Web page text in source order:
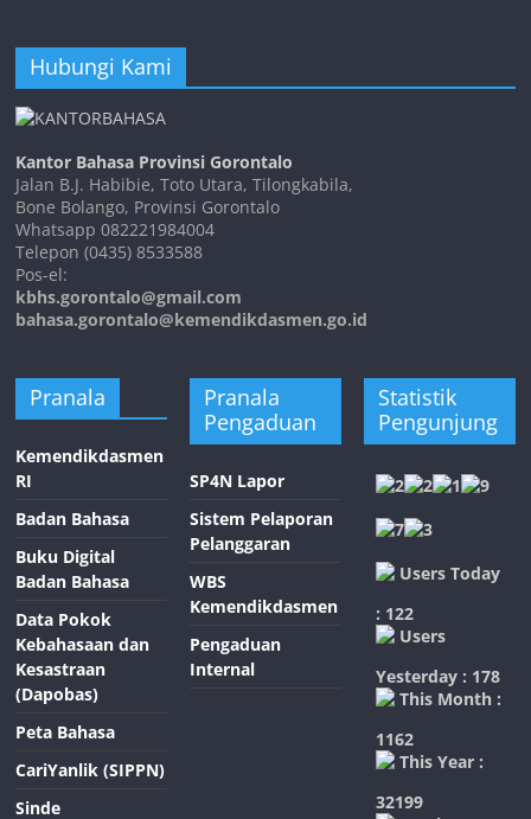
Hubungi Kami
Kantor Bahasa Provinsi Gorontalo
Jalan B.J. Habibie, Toto Utara, Tilongkabila,
Bone Bolango, Provinsi Gorontalo
Whatsapp 082221984004
Telepon (0435) 8533588
Pos-el:
kbhs.gorontalo@gmail.com
bahasa.gorontalo@kemendikdasmen.go.id
Pranala
Kemendikdasmen
RI
Badan Bahasa
Buku Digital
Badan Bahasa
Data Pokok
Kebahasaan dan
Kesastraan
(Dapobas)
Peta Bahasa
CariYanlik (SIPPN)
Sinde
Pranala
Pengaduan
SP4N Lapor
Sistem Pelaporan
Pelanggaran
WBS
Kemendikdasmen
Pengaduan
Internal
Statistik
Pengunjung
Users Today
: 122
Users
Yesterday : 178
This Month :
1162
This Year :
32199